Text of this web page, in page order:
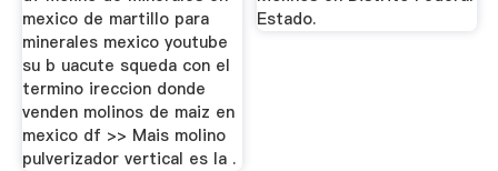
mexico de martillo para
minerales mexico youtube
su b uacute squeda con el
termino ireccion donde
venden molinos de maiz en
mexico df >> Mais molino
pulverizador vertical es la .
Estado.